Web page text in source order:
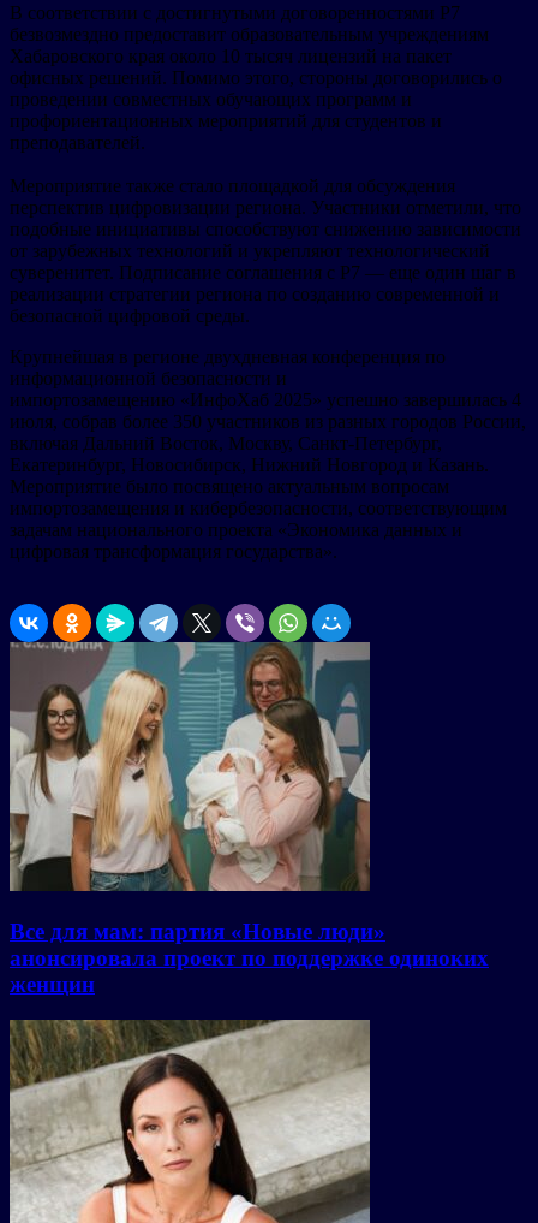
В соответствии с достигнутыми договоренностями Р7
безвозмездно предоставит образовательным учреждениям
Хабаровского края около 10 тысяч лицензий на пакет
офисных решений. Помимо этого, стороны договорились о
проведении совместных обучающих программ и
профориентационных мероприятий для студентов и
преподавателей.
Мероприятие также стало площадкой для обсуждения
перспектив цифровизации региона. Участники отметили, что
подобные инициативы способствуют снижению зависимости
от зарубежных технологий и укрепляют технологический
суверенитет. Подписание соглашения с Р7 — еще один шаг в
реализации стратегии региона по созданию современной и
безопасной цифровой среды.
Крупнейшая в регионе двухдневная конференция по
информационной безопасности и
импортозамещению «ИнфоХаб 2025» успешно завершилась 4
июля, собрав более 350 участников из разных городов России,
включая Дальний Восток, Москву, Санкт-Петербург,
Екатеринбург, Новосибирск, Нижний Новгород и Казань.
Мероприятие было посвящено актуальным вопросам
импортозамещения и кибербезопасности, соответствующим
задачам национального проекта «Экономика данных и
цифровая трансформация государства».
Все для мам: партия «Новые люди»
анонсировала проект по поддержке одиноких
женщин